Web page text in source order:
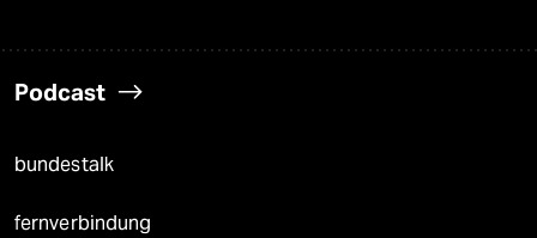
Podcast
bundestalk
fernverbindung